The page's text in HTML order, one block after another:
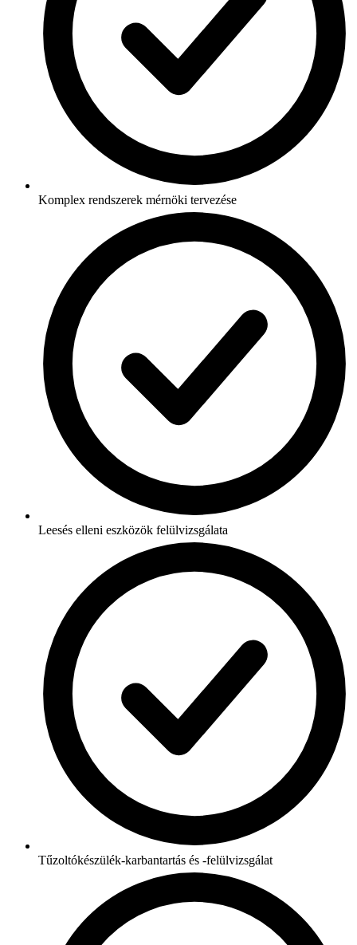
Komplex rendszerek mérnöki tervezése
Leesés elleni eszközök felülvizsgálata
Tűzoltókészülék-karbantartás és -felülvizsgálat